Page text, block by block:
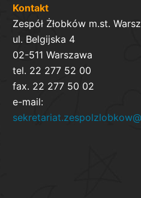
Kontakt
Zespół Żłobków m.st.
ul. Belgijska 4
02-511 Warszawa
tel. 22 277 52 00
fax. 22 277 50 02
e-mail: